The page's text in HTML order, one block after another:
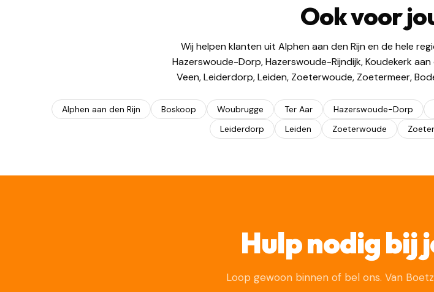
Ook voor
Wij helpen klanten uit Alphen aan den Rijn en de hele
Hazerswoude-Dorp, Hazerswoude-Rijndijk, Koudekerk
Veen, Leiderdorp, Leiden, Zoeterwoude, Zoetermeer,
Alphen aan den Rijn Boskoop Woubrugge Ter Aar Hazerswoude-Dorp
Leiderdorp
Leiden Zoeterwoude
Hulp nodig bij
Loop gewoon binnen of bel ons. Van